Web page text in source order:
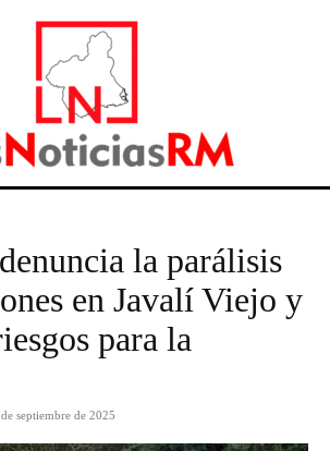
la parálisis
en Javalí Viejo y
para la
septiembre de 2025